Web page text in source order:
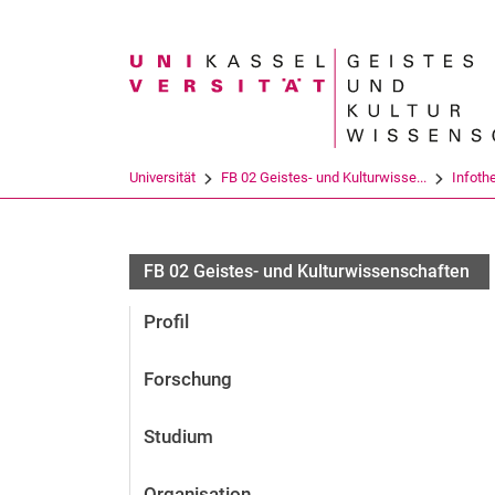
Suchbegriff
Universität FB 02 Geistes- und Kulturwisse...
FB 02 Geistes- und Kulturwissenschaften
Profil
Forschung
Studium